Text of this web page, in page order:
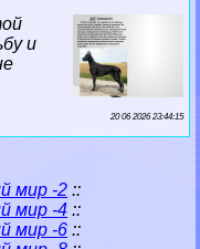
и
20 06 2026 23:44:15
мир -2 ::
мир -4 ::
мир -6 ::